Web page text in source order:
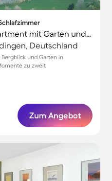
Voll ausgestattetes Apartment mit Garten und Grill | Bergblick | Hunde erlaubt
Deutschland
und Garten in
zu zweit
Zum Angebot